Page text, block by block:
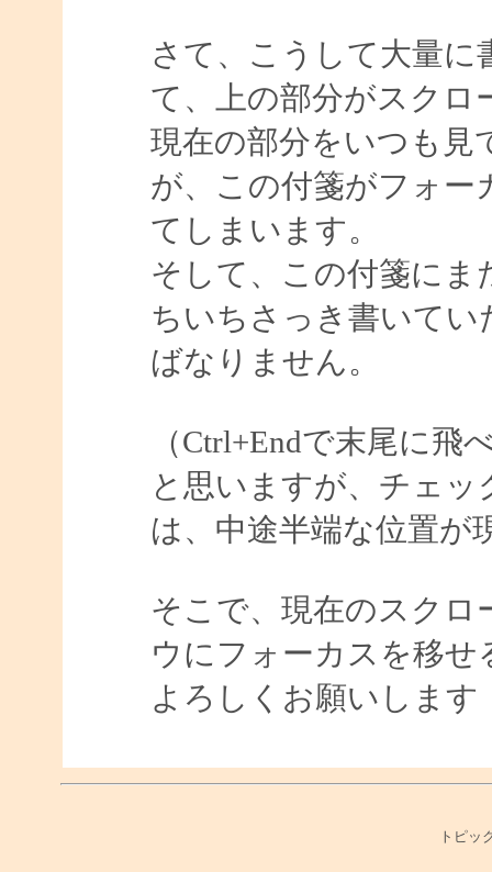
さて、こうして大量
て、上の部分がスクロ
現在の部分をいつも見
が、この付箋がフォー
てしまいます。
そして、この付箋にま
ちいちさっき書いて
ばなりません。
（Ctrl+Endで末尾に
と思いますが、チェ
は、中途半端な位置が
そこで、現在のスクロ
ウにフォーカスを移
よろしくお願いします
トピッ